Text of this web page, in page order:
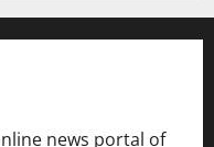
news portal of